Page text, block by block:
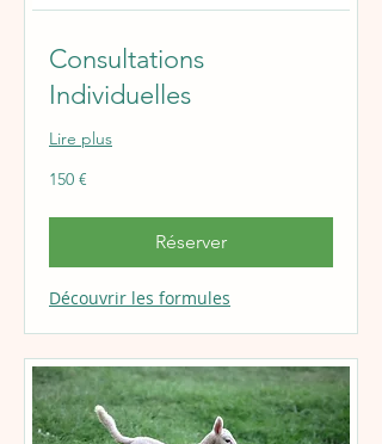
Consultations
Individuelles
Lire plus
150
euros
150 €
Réserver
Découvrir les formules